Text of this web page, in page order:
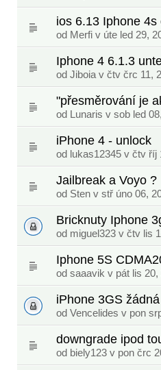
ios 6.13 Iphone
od Merfi v úte led 29,
Iphone 4 6.1.3
od Jiboia v čtv črc 11,
"přesměrování je
od Lunaris v sob led
iPhone 4 - unlock
od lukas12345 v čtv říj
Jailbreak a Voyo ?
od Sten v stř úno 06,
Bricknuty Iphone
od miguel323 v čtv lis
Iphone 5S
od saaavik v pát lis 20,
iPhone 3GS
od Vencelides v pon
downgrade ipod
od biely123 v pon črc